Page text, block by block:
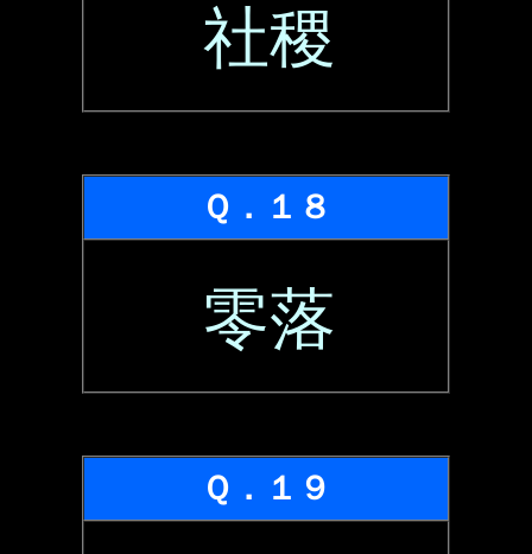
社稷
Ｑ．１８
零落
Ｑ．１９